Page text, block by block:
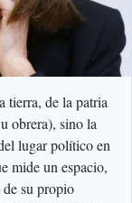
tierra, de la patria
obrera), sino la
lugar político en
mide un espacio,
su propio